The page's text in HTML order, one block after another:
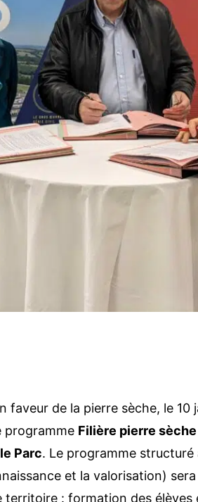
faveur de la pierre sèche, le
programme Filière pierre
Parc. Le programme structuré
et la valorisation)
: formation des élèves